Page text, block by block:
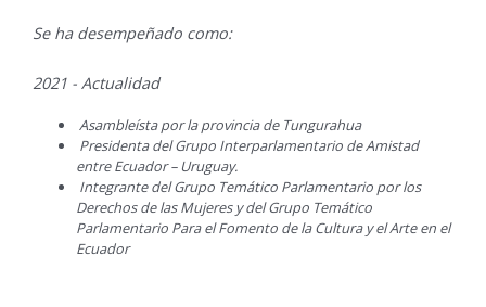
Se ha desempeñado como:
2021 - Actualidad
Asambleísta por la provincia de Tungurahua
Presidenta del Grupo Interparlamentario de Amistad
entre Ecuador – Uruguay.
Integrante del Grupo Temático Parlamentario por los
Derechos de las Mujeres y del Grupo Temático
Parlamentario Para el Fomento de la Cultura y el Arte en el
Ecuador